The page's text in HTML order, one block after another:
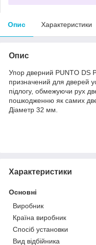
Опис Характеристики
Опис
Упор дверний PUNTO DS
призначений для дверей
підлогу, обмежуючи рух
пошкодженню як самих
Діаметр 32 мм.
Характеристики
Основні
Виробник
Країна виробник
Спосіб установки
Вид відбійника